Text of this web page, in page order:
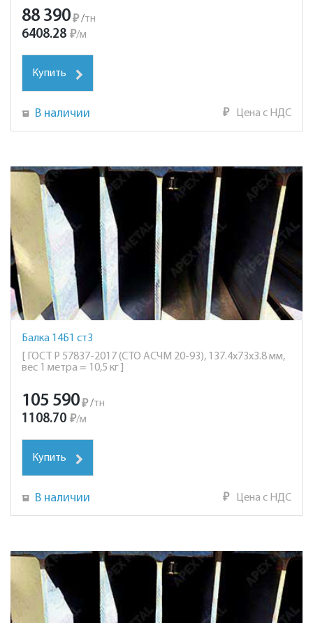
88 390₽ /тн
6408.28 ₽/м
Купить
В наличии ₽ Цена с НДС
Балка 14Б1 ст3
[ ГОСТ Р 57837-2017 (СТО АСЧМ 20-93), 137.4х73х3.8 мм,
вес 1 метра = 10,5 кг ]
105 590₽ /тн
1108.70 ₽/м
Купить
В наличии ₽ Цена с НДС